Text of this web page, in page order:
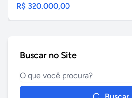
R$ 320.000,00
Buscar no Site